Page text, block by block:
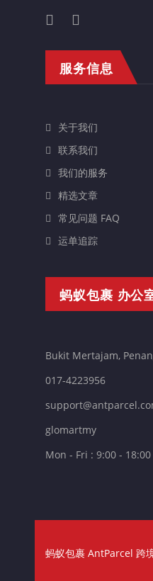
服务信息
关于我们
联系我们
我们的服务
精选文章
常见问题 FAQ
运单追踪
蚂蚁包裹 办公
Bukit Mertajam,
017-4223956
glomartmy
Mon - Fri : 9:00 -
蚂蚁包裹 AntParcel 跨